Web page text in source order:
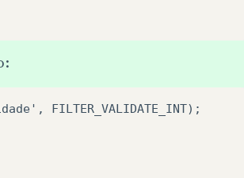
FILTER_VALIDATE_INT);